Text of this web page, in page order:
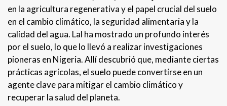
en la agricultura regenerativa y el papel crucial del suelo
en el cambio climático, la seguridad alimentaria y la
calidad del agua. Lal ha mostrado un profundo interés
por el suelo, lo que lo llevó a realizar investigaciones
pioneras en Nigeria. Allí descubrió que, mediante ciertas
prácticas agrícolas, el suelo puede convertirse en un
agente clave para mitigar el cambio climático y
recuperar la salud del planeta.